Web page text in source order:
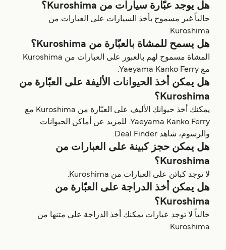
هل يوجد عبّارة سيارات من Kuroshima؟
حالياً غير مسموح بأخذ السيارات على العبارات من
Kuroshima.
هل يسمح للمشاة بالعبّارة من Kuroshima؟
المشاة مسموح لهم بالعبور على العبارات من Kuroshima
مع Yaeyama Kanko Ferry.
هل يمكن أخذ الحيوانات الأليفة على العبّارة من
Kuroshima؟
يمكنك أخذ حيوانك الأليف على العبّارة من Kuroshima مع
Yaeyama Kanko Ferry. للمزيد عن أماكن الحيوانات
والرسوم، شاهد Deal Finder.
هل يمكن حجز كبينة على العبارات من
Kuroshima؟
لا توجد كبائن على العبارات من Kuroshima.
هل يمكن أخذ الدراجة على العبّارة من
Kuroshima؟
حالياً لا توجد عبارات يمكنك أخذ الدراجة على متنها من
Kuroshima.